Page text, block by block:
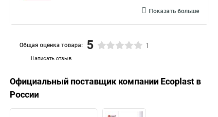
Показать больше
Написать отзыв
Общая оценка товара: 5 1
Официальный поставщик компании Ecoplast в
России